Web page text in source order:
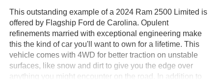
This outstanding example of a 2024 Ram 2500 Limited is
offered by Flagship Ford de Carolina. Opulent
refinements married with exceptional engineering make
this the kind of car you'll want to own for a lifetime. This
vehicle comes with 4WD for better traction on unstable
surfaces, like snow and dirt to give you the edge over
anything you might encounter on the road. In addition to